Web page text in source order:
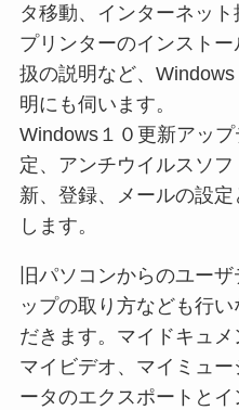
タ移動、インターネット
プリンターのインスト
扱の説明など、
明にも伺います。
Windows１０更新アッ
定、アンチウイルスソ
新、登録、メールの設
します。
旧パソコンからのユー
ップの取り方なども行
だきます。マイドキュメ
マイビデオ、マイミュ
ータのエクスポートと